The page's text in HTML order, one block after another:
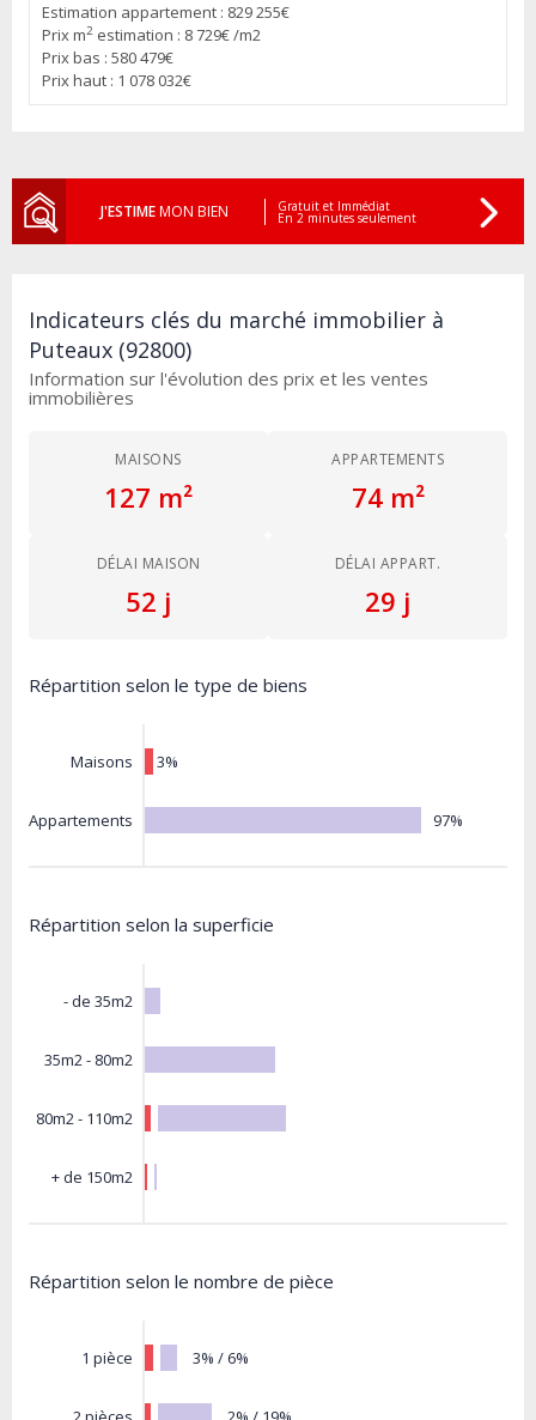
Estimation appartement : 829 255€
Prix m2 estimation : 8 729€ /m2
Prix bas : 580 479€
Prix haut : 1 078 032€
J'ESTIMEMON BIEN Gratuit et Immédiat
En 2 minutes seulement
Indicateurs clés du marché immobilier à
Puteaux (92800)
Information sur l'évolution des prix et les ventes
immobilières
MAISONS
127 m²
APPARTEMENTS
74 m²
DÉLAI MAISON
52 j
DÉLAI APPART.
29 j
Répartition selon le type de biens
Maisons
Appartements
3%
97%
Répartition selon la superficie
- de 35m2
35m2 - 80m2
80m2 - 110m2
+ de 150m2
Répartition selon le nombre de pièce
1 pièce 3% / 6%